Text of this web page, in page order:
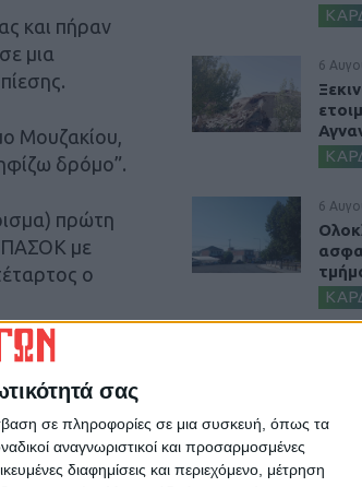
σας
σε πληροφορίες σε μια συσκευή, όπως τα
αναγνωριστικοί και προσαρμοσμένες
διαφημίσεις και περιεχόμενο, μέτρηση
και πήραν
μια
Μουζακίου,
δρόμο”.
πρώτη
ΠΑΣΟΚ με
ο
με
η ΝΙΚΗ με
6
6